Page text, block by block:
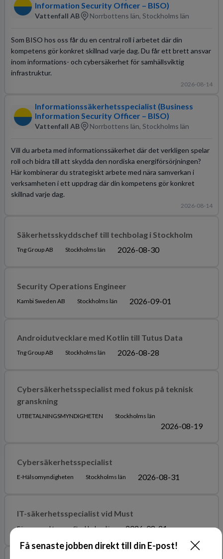
Få senaste jobben direkt till din E-post!
Information Security Officer – BISO)
Vattenfall AB Norrbottens län, Stockholms län
Som BISO hos oss får du en central roll i arbetet där din
kompetens gör konkret skillnad varje dag. Du får ett brett ansvar
inom informations- och cybersäkerhet för samhällsviktig
infrastruktur.
2026-08-14
Informationssäkerhetsspecialist (Business
Information Security Officer – BISO)
Vattenfall AB Norrbottens län, Stockholms län
Vill du arbeta med informationssäkerhet där det verkligen spelar
roll och bidra till att skydda den nordiska energiförsörjningen?
Här kombinerar du strategiskt arbete med nära samverkan i
verksamheten i ett uppdrag där din kompetens gör konkret
skillnad varje dag.
2026-08-14
Säkerhetsskyddschef till techbolag i Stockholm
Tng Group AB Stockholms län 2026-08-30
Security Operations Engineer
Kambi Sweden AB Stockholms län 2026-09-01
Androidutvecklare med Kotlin till Tutus Data
Tng Group AB Stockholms län 2026-08-28
Cybersäkerhetsspecialist med fokus på teknisk
granskning
UTBETALNINGSMYNDIGHETEN Stockholms län
2026-08-19
Cybersäkerhetsspecialist
E-Hälsomyndigheten Stockholms län 2026-08-31
IT-säkerhetsspecialist vid Must
Försvarsmakten Stockholms län 2026-08-21